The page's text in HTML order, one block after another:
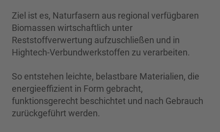
Ziel ist es, Naturfasern aus regional verfügbaren
Biomassen wirtschaftlich unter
Reststoffverwertung aufzuschließen und in
Hightech-Verbundwerkstoffen zu verarbeiten.
So entstehen leichte, belastbare Materialien, die
energieeffizient in Form gebracht,
funktionsgerecht beschichtet und nach Gebrauch
zurückgeführt werden.